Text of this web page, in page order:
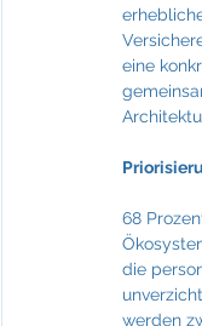
eine
68
die
werden